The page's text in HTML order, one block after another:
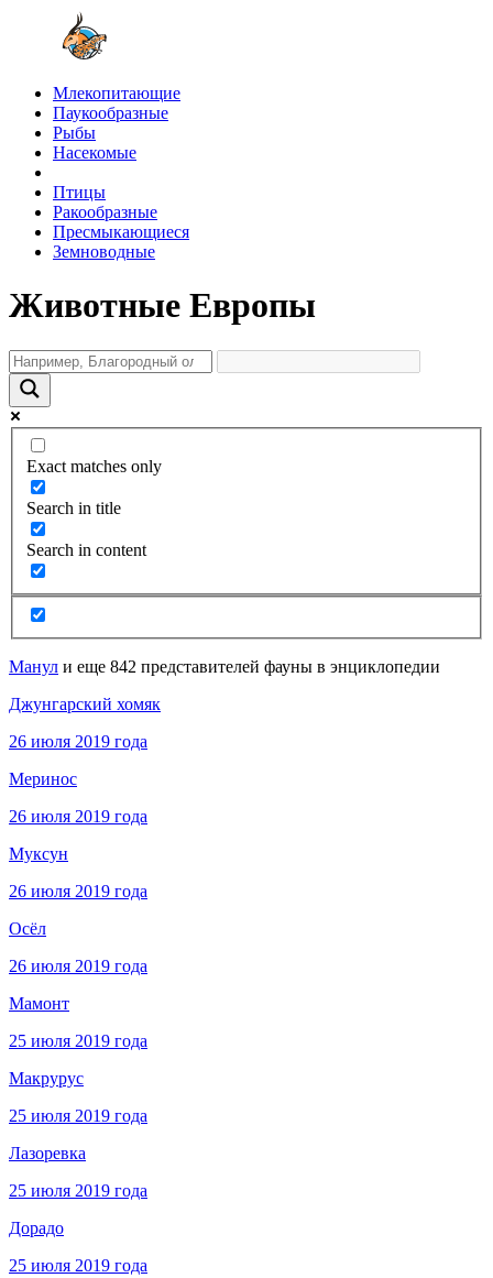
Млекопитающие
Паукообразные
Рыбы
Насекомые
Птицы
Ракообразные
Пресмыкающиеся
Земноводные
Животные Европы
Exact matches only
Search in title
Search in content
Манул и еще 842 представителей фауны в энциклопедии
Джунгарский хомяк
26 июля 2019 года
Меринос
26 июля 2019 года
Муксун
26 июля 2019 года
Осёл
26 июля 2019 года
Мамонт
25 июля 2019 года
Макрурус
25 июля 2019 года
Лазоревка
25 июля 2019 года
Дорадо
25 июля 2019 года